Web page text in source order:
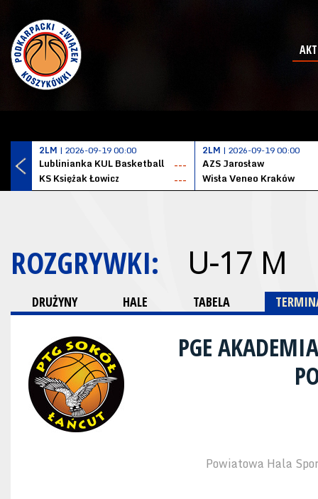
2LM | 2026-09-19 00:00
Lublinianka KUL Basketball
---
KS Księżak Łowicz
---
2LM | 2026-09-19 00:00
AZS Jarosław
Wisła Veneo Kraków
ROZGRYWKI: U-17 M
DRUŻYNY HALE TABELA
PGE
Powiatowa Hala